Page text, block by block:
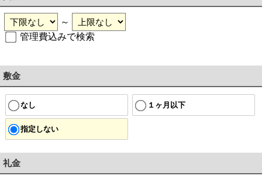
～
管理費込みで検索
敷金
なし １ヶ月以下
指定しない
礼金